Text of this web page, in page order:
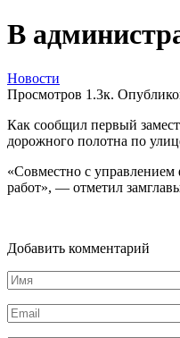
В
Новости
Просмотров 1.3к.
Как сообщил первый
дорожного полотна по
«Совместно с
работ», — отметил
Добавить комментарий
Имя
Email